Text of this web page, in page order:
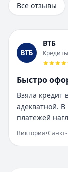
Рейтинг:5
Город:Санкт-
Дата:28 сентября
Получил кредит
Все получилось
Рейтинг:5
Организация:
Город:Москва
Дата:28
Оформила
Ремонт спасли
Все отзывы
ВТБ
Кредиты
Быстро
Взяла кредит
адекватной.
платежей
Виктория•